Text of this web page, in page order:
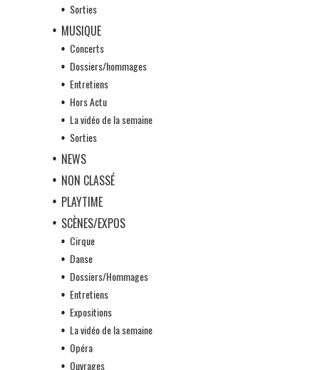
Sorties
MUSIQUE
Concerts
Dossiers/hommages
Entretiens
Hors Actu
La vidéo de la semaine
Sorties
NEWS
NON CLASSÉ
PLAYTIME
SCÈNES/EXPOS
Cirque
Danse
Dossiers/Hommages
Entretiens
Expositions
La vidéo de la semaine
Opéra
Ouvrages